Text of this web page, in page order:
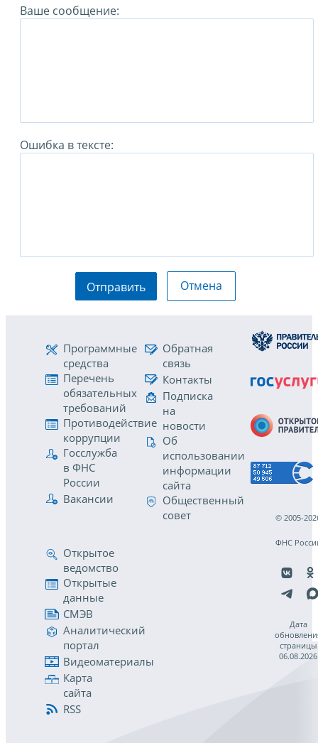
Ваше сообщение:
Ошибка в тексте:
Отправить Отмена
Программные
средства
Перечень
обязательных
требований
Противодействие
коррупции
Госслужба
в ФНС
России
Вакансии
Обратная
связь
Контакты
Подписка
на
новости
Об
использовании
информации
сайта
Общественный
совет
Открытое
ведомство
Открытые
данные
СМЭВ
Аналитический
портал
Видеоматериалы
Карта
сайта
RSS
© 2005-
ФНС
Дата
страницы
06.08.2026